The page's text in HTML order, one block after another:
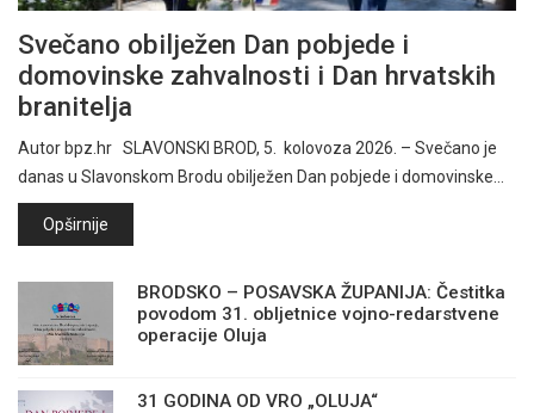
Svečano obilježen Dan pobjede i
domovinske zahvalnosti i Dan hrvatskih
branitelja
Autor bpz.hr SLAVONSKI BROD, 5. kolovoza 2026. – Svečano je
danas u Slavonskom Brodu obilježen Dan pobjede i domovinske…
Opširnije
BRODSKO – POSAVSKA ŽUPANIJA: Čestitka
povodom 31. obljetnice vojno-redarstvene
operacije Oluja
31 GODINA OD VRO „OLUJA“